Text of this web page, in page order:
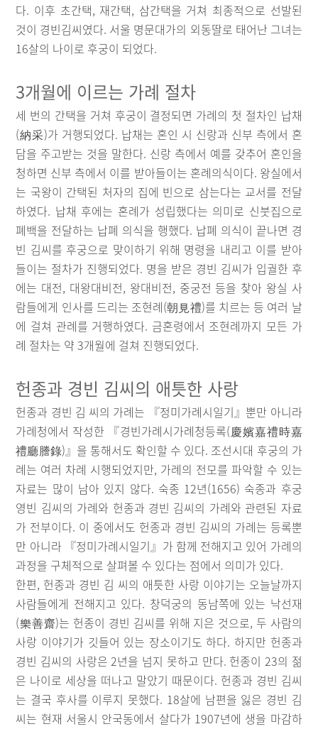
다. 이후 초간택, 재간택, 삼간택을 거쳐 최종적으로 선발된
것이 경빈김씨였다. 서울 명문대가의 외동딸로 태어난 그녀는
16살의 나이로 후궁이 되었다.
3개월에 이르는 가례 절차
세 번의 간택을 거쳐 후궁이 결정되면 가례의 첫 절차인 납채
(納采)가 거행되었다. 납채는 혼인 시 신랑과 신부 측에서 혼
담을 주고받는 것을 말한다. 신랑 측에서 예를 갖추어 혼인을
청하면 신부 측에서 이를 받아들이는 혼례의식이다. 왕실에서
는 국왕이 간택된 처자의 집에 빈으로 삼는다는 교서를 전달
하였다. 납채 후에는 혼례가 성립했다는 의미로 신붓집으로
폐백을 전달하는 납폐 의식을 행했다. 납폐 의식이 끝나면 경
빈 김씨를 후궁으로 맞이하기 위해 명령을 내리고 이를 받아
들이는 절차가 진행되었다. 명을 받은 경빈 김씨가 입궐한 후
에는 대전, 대왕대비전, 왕대비전, 중궁전 등을 찾아 왕실 사
람들에게 인사를 드리는 조현례(朝見禮)를 치르는 등 여러 날
에 걸쳐 관례를 거행하였다. 금혼령에서 조현례까지 모든 가
례 절차는 약 3개월에 걸쳐 진행되었다.
헌종과 경빈 김씨의 애틋한 사랑
헌종과 경빈 김 씨의 가례는 『정미가례시일기』뿐만 아니라
가례청에서 작성한 『경빈가례시가례청등록(慶嬪嘉禮時嘉
禮廳謄錄)』을 통해서도 확인할 수 있다. 조선시대 후궁의 가
례는 여러 차례 시행되었지만, 가례의 전모를 파악할 수 있는
자료는 많이 남아 있지 않다. 숙종 12년(1656) 숙종과 후궁
영빈 김씨의 가례와 헌종과 경빈 김씨의 가례와 관련된 자료
가 전부이다. 이 중에서도 헌종과 경빈 김씨의 가례는 등록뿐
만 아니라 『정미가례시일기』가 함께 전해지고 있어 가례의
과정을 구체적으로 살펴볼 수 있다는 점에서 의미가 있다.
한편, 헌종과 경빈 김 씨의 애틋한 사랑 이야기는 오늘날까지
사람들에게 전해지고 있다. 창덕궁의 동남쪽에 있는 낙선재
(樂善齋)는 헌종이 경빈 김씨를 위해 지은 것으로, 두 사람의
사랑 이야기가 깃들어 있는 장소이기도 하다. 하지만 헌종과
경빈 김씨의 사랑은 2년을 넘지 못하고 만다. 헌종이 23의 젊
은 나이로 세상을 떠나고 말았기 때문이다. 헌종과 경빈 김씨
는 결국 후사를 이루지 못했다. 18살에 남편을 잃은 경빈 김
씨는 현재 서울시 안국동에서 살다가 1907년에 생을 마감하